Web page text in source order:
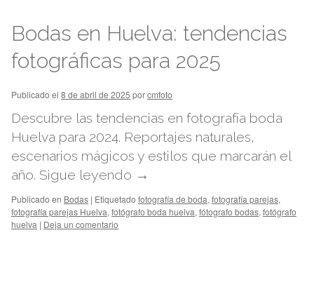
Bodas en Huelva: tendencias
fotográficas para 2025
Publicado el 8 de abril de 2025 porcmfoto
Descubre las tendencias en fotografía boda
Huelva para 2024. Reportajes naturales,
escenarios mágicos y estilos que marcarán el
año. Sigue leyendo →
Publicado en Bodas | Etiquetado fotografía de boda, fotografía parejas,
fotografía parejas Huelva, fotógrafo boda huelva, fótografo bodas, fotógrafo
huelva | Deja un comentario